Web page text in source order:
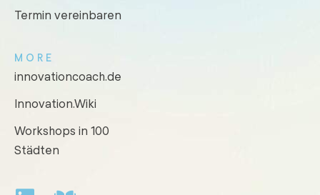
Termin vereinbaren
MORE
innovationcoach.de
Innovation.Wiki
Workshops in 100
Städten